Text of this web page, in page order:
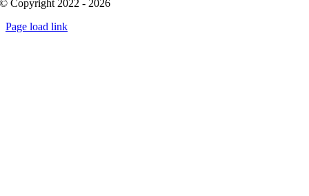
© Copyright 2022 - 2026
Page load link